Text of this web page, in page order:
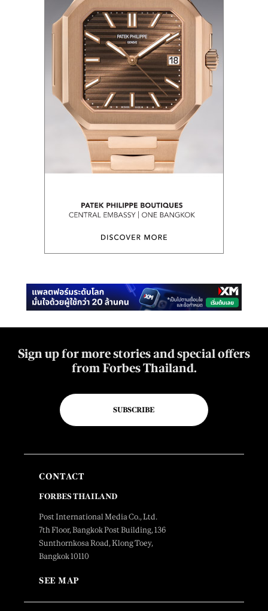
Sign up for more stories and special offers
from Forbes Thailand.
SUBSCRIBE
CONTACT
FORBES THAILAND
Post International Media Co., Ltd.
7th Floor, Bangkok Post Building, 136
Sunthornkosa Road, Klong Toey,
Bangkok 10110
SEE MAP